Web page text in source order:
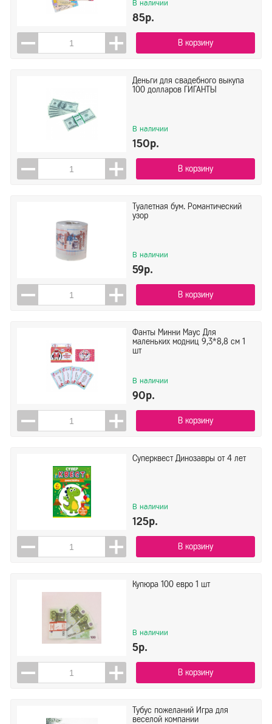
В наличии
85р.
В корзину
Деньги для свадебного выкупа
100 долларов ГИГАНТЫ
В наличии
150р.
В корзину
Туалетная бум. Романтический
узор
В наличии
59р.
В корзину
Фанты Минни Маус Для
маленьких модниц 9,3*8,8 см 1
шт
В наличии
90р.
В корзину
Суперквест Динозавры от 4 лет
В наличии
125р.
В корзину
Купюра 100 евро 1 шт
В наличии
5р.
В корзину
Тубус пожеланий Игра для
веселой компании